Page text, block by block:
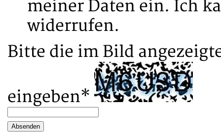
meiner Daten ein. Ich
widerrufen.
Bitte die im Bild
eingeben*
Absenden